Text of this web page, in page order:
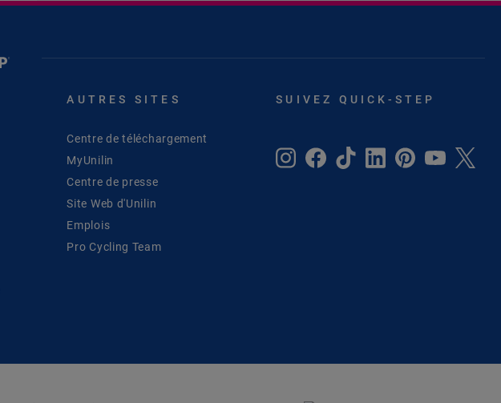
AUTRES SITES
Centre de téléchargement
MyUnilin
Centre de presse
Site Web d'Unilin
Emplois
Pro Cycling Team
SUIVEZ QUICK-STEP